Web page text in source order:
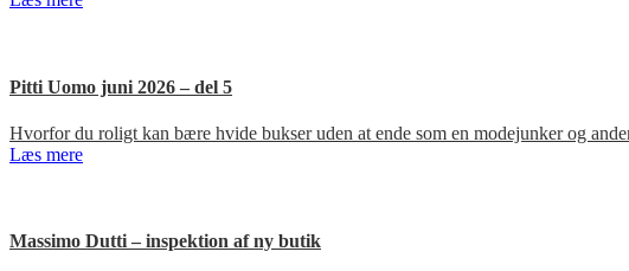
Pitti Uomo juni 2026 – del 5
Hvorfor du roligt kan bære hvide bukser uden at ende som en modejunker og
Læs mere
Massimo Dutti – inspektion af ny butik